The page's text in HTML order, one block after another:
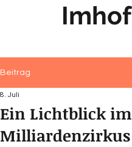
Imhof
Beitrag
Ein Lichtblick im
Milliardenzirkus
8. Juli